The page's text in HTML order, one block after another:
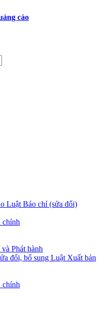
cáo
Luật Báo chí (sửa đổi)
chính
Phát hành
đổi, bổ sung Luật Xuất bản
chính